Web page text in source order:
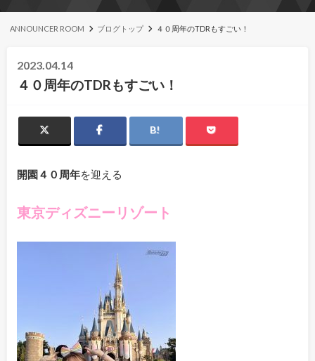
ANNOUNCER ROOM ブログトップ ４０周年のTDRもすごい！
2023.04.14
４０周年のTDRもすごい！
開園４０周年を迎える
東京ディズニーリゾート